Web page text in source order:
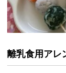
離乳食用アレ